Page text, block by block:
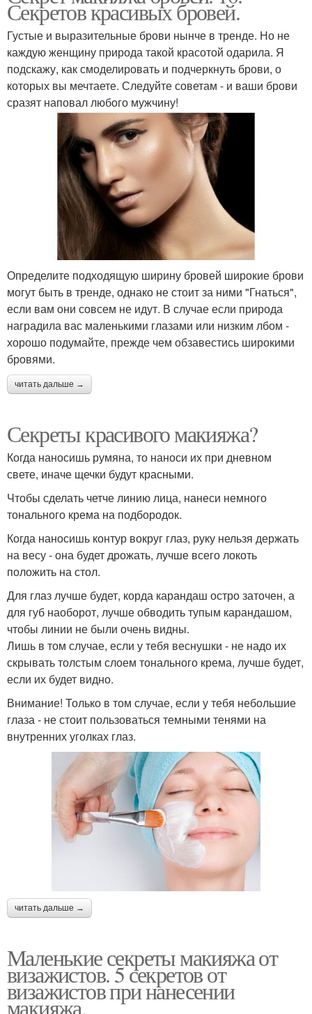
Секретов красивых бровей.
Густые и выразительные брови нынче в тренде. Но не
каждую женщину природа такой красотой одарила. Я
подскажу, как смоделировать и подчеркнуть брови, о
которых вы мечтаете. Следуйте советам - и ваши брови
сразят наповал любого мужчину!
Определите подходящую ширину бровей широкие брови
могут быть в тренде, однако не стоит за ними "Гнаться",
если вам они совсем не идут. В случае если природа
наградила вас маленькими глазами или низким лбом -
хорошо подумайте, прежде чем обзавестись широкими
бровями.
читать дальше →
Секреты красивого макияжа?
Когда наносишь румяна, то наноси их при дневном
свете, иначе щечки будут красными.
Чтобы сделать четче линию лица, нанеси немного
тонального крема на подбородок.
Когда наносишь контур вокруг глаз, руку нельзя держать
на весу - она будет дрожать, лучше всего локоть
положить на стол.
Для глаз лучше будет, корда карандаш остро заточен, а
для губ наоборот, лучше обводить тупым карандашом,
чтобы линии не были очень видны.
Лишь в том случае, если у тебя веснушки - не надо их
скрывать толстым слоем тонального крема, лучше будет,
если их будет видно.
Внимание! Только в том случае, если у тебя небольшие
глаза - не стоит пользоваться темными тенями на
внутренних уголках глаз.
читать дальше →
Маленькие секреты макияжа от
визажистов. 5 секретов от
визажистов при нанесении
макияжа.